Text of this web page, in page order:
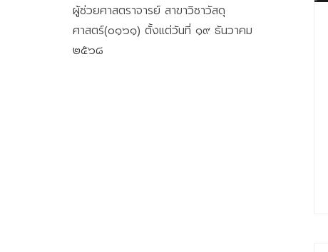
ผู้ช่วยศาสตราจารย์ สาขาวิชาวัสดุ
ศาสตร์(๐๑๖๑) ตั้งแต่วันที่ ๑๙ ธันวาคม
๒๕๖๘